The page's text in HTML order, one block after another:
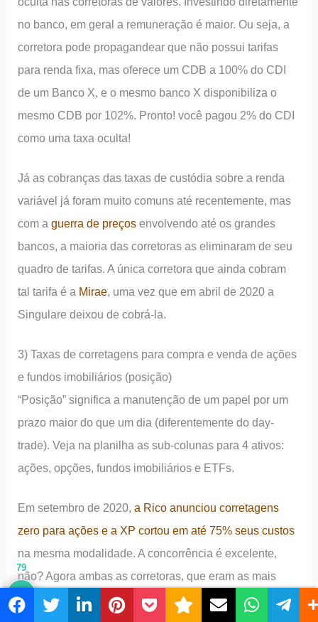
no banco, em geral a remuneração é maior. Ou seja, a
corretora pode propagandear que não possui tarifas
para renda fixa, mas oferece um CDB a 100% do CDI
de um Banco X, e o mesmo banco X disponibiliza o
mesmo CDB por 102%. Pronto! você pagou 2% do CDI
como uma taxa oculta!
Já as cobranças das taxas de custódia sobre a renda
variável já foram muito comuns até recentemente, mas
com aguerra de preços envolvendo até os grandes
bancos, a maioria das corretoras as eliminaram de seu
quadro de tarifas. A única corretora que ainda cobram
tal tarifa é a Mirae, uma vez que em abril de 2020 a
Singulare deixou de cobrá-la.
3) Taxas de corretagens para compra e venda de ações
e fundos imobiliários (posição)
“Posição” significa a manutenção de um papel por um
prazo maior do que um dia (diferentemente do day-
trade). Veja na planilha as sub-colunas para 4 ativos:
ações, opções, fundos imobiliários e ETFs.
Em setembro de 2020,a Rico anunciou corretagens
zero para ações e a XP cortou em até 75% seus custos
na mesma modalidade. A concorrência é excelente,
não? Agora ambas as corretoras, que eram as mais
caras nesse aspecto, ficaram mais atrativas.
79